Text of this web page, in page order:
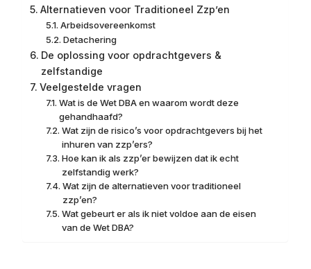
Alternatieven voor Traditioneel Zzp’en
Arbeidsovereenkomst
Detachering
De oplossing voor opdrachtgevers &
zelfstandige
Veelgestelde vragen
Wat is de Wet DBA en waarom wordt deze
gehandhaafd?
Wat zijn de risico’s voor opdrachtgevers bij het
inhuren van zzp’ers?
Hoe kan ik als zzp’er bewijzen dat ik echt
zelfstandig werk?
Wat zijn de alternatieven voor traditioneel
zzp’en?
Wat gebeurt er als ik niet voldoe aan de eisen
van de Wet DBA?